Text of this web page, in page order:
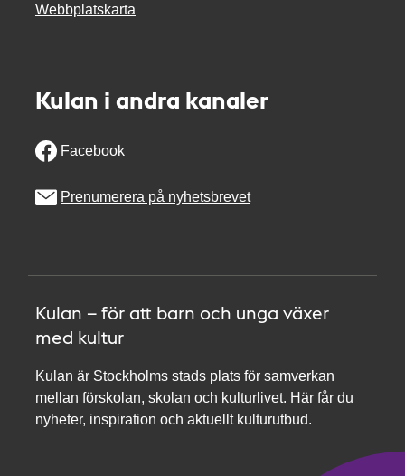
Webbplatskarta
Kulan i andra kanaler
Facebook
Prenumerera på nyhetsbrevet
Kulan – för att barn och unga växer
med kultur
Kulan är Stockholms stads plats för samverkan
mellan förskolan, skolan och kulturlivet. Här får du
nyheter, inspiration och aktuellt kulturutbud.